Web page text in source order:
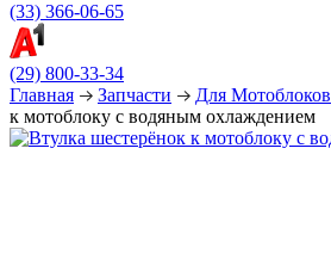
(33) 366-06-65
(29) 800-33-34
Главная
Запчасти Для Мотоблоков
к мотоблоку с водяным охлаждением